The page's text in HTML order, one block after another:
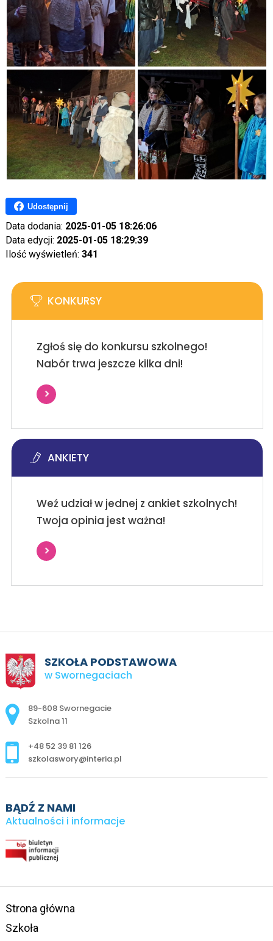
Udostępnij
Data dodania: 2025-01-05 18:26:06
Data edycji: 2025-01-05 18:29:39
Ilość wyświetleń: 341
KONKURSY
Zgłoś się do konkursu szkolnego!
Nabór trwa jeszcze kilka dni!
ANKIETY
Weź udział w jednej z ankiet szkolnych!
Twoja opinia jest ważna!
SZKOŁA PODSTAWOWA
w Swornegaciach
Adres pocztowy:
89-608 Swornegacie
Szkolna 11
+48 52 39 81 126
szkolaswory@interia.pl
BĄDŹ Z NAMI
Aktualności i informacje
Strona główna
Szkoła